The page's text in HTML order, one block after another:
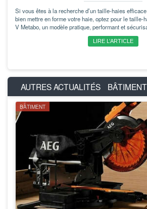
Si vous êtes à la recherche d’un taille-haies
bien mettre en forme votre haie, optez pour le taille-
V Metabo, un modèle pratique, performant et
LIRE L’ARTICLE
AUTRES ACTUALITÉS BÂTIMENT
BÂTIMENT